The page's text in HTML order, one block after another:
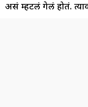
असं म्हटलं गेलं होतं.